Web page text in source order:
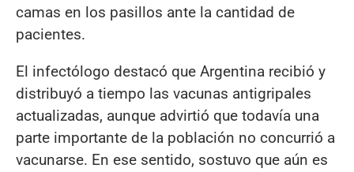
camas en los pasillos ante la cantidad de
pacientes.
El infectólogo destacó que Argentina recibió y
distribuyó a tiempo las vacunas antigripales
actualizadas, aunque advirtió que todavía una
parte importante de la población no concurrió a
vacunarse. En ese sentido, sostuvo que aún es